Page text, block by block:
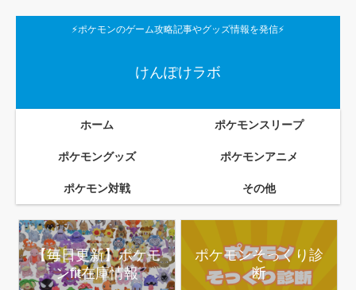
⚡ポケモンのゲーム攻略記事やグッズ情報を発信⚡
けんぽけラボ
ホーム ポケモンスリープ
ポケモングッズ ポケモンアニメ
ポケモン対戦 その他
【毎日更新】ポケモ
ンfit在庫情報
ポケモンそっくり診
断